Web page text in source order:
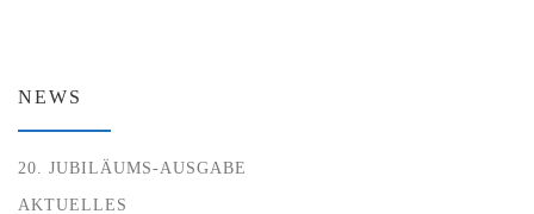
NEWS
20. JUBILÄUMS-AUSGABE
AKTUELLES